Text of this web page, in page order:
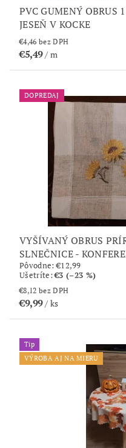
PVC GUMENÝ OBRUS
JESEŇ V KOCKE
€4,46 bez DPH
€5,49/ m
DOPREDAJ
VYŠÍVANÝ OBRUS
SLNEČNICE -
Pôvodne:€12,99
Ušetríte:€3 (–23 %)
€8,12 bez DPH
€9,99/ ks
Tip
VÝROBA AJ NA MIERU